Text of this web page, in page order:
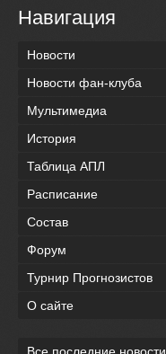
Навигация
Новости
Новости фан-клуба
Мультимедиа
История
Таблица АПЛ
Расписание
Состав
Форум
Турнир Прогнозистов
О сайте